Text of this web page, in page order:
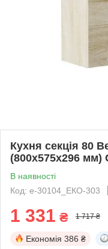
Кухня секція 80
(800х575х296
В наявності
Код: е-30104_ЕКО-303
1 331 ₴ 1 717 ₴
Економія 386 ₴